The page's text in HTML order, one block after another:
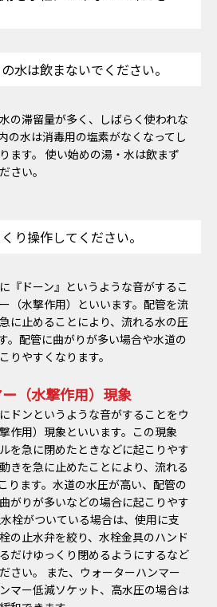
水は飲まないでください。
の滞留量が多く、しばらく使われな
の水は消毒用の塩素がなくなってし
ます。 使い始めの湯・水は飲まず
さい。
り操作してください。
『ドーン』というような音がするこ
（水撃作用）といいます。配管を流
に止めることにより、流れる水の圧
。配管に曲がりが多い場合や水道の
りやすくなります。
（水撃作用）現象
ドンというような音がすることをウ
作用）現象といいます。この現象
を急に閉めたときなどに起こりやす
きを急に止めたことにより、流れる
ります。水道の水圧が高い、配管の
がりが多いなどの場合に起こりやす
栓がついている場合は、使用に支
の止水弁を絞り、水栓金具のハンド
だけゆっくり閉めるようにするなど
さい。 また、ウォーターハンマー
マー低減ソケット、高水圧の場合は